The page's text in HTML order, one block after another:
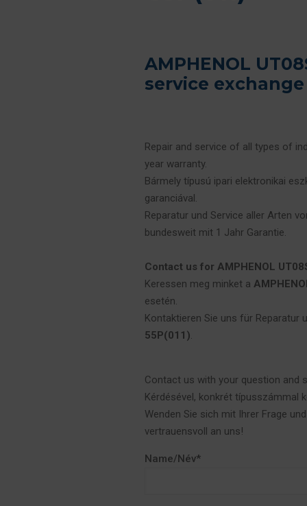
AMPHENOL
service
Repair and service of all types of
year warranty.
Bármely típusú ipari elektronikai
garanciával.
Reparatur und Service aller Arten
bundesweit mit 1 Jahr Garantie.
Contact us for AMPHENOL
Keressen meg minket a
esetén.
Kontaktieren Sie uns für Reparatur
55P(011).
Contact us with your question and
Kérdésével, konkrét típusszámmal
Wenden Sie sich mit Ihrer Frage
vertrauensvoll an uns!
Name/Név*